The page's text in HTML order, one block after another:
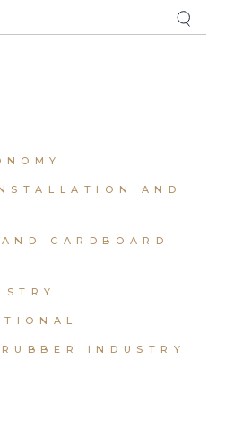
AND
CARDBOARD
INDUSTRY